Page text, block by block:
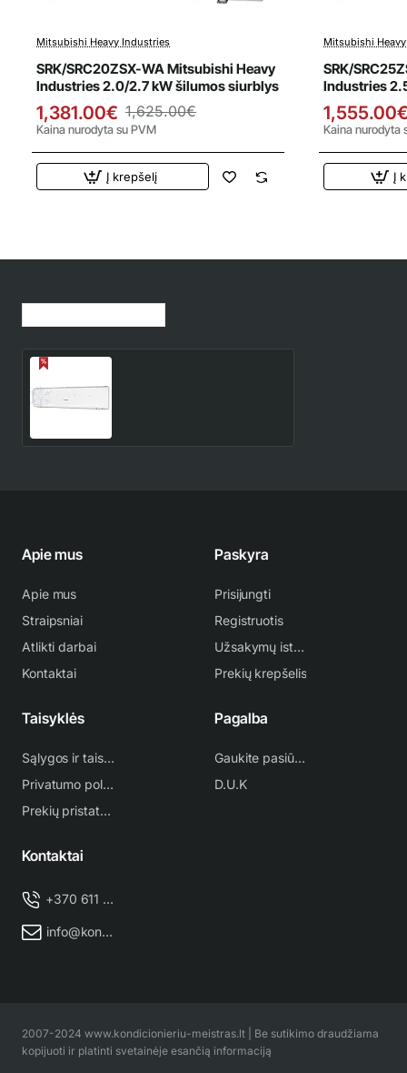
Išpardavimas
Mitsubishi Heavy Industries
SRK/SRC20ZSX-WA Mitsubishi Heavy
Industries 2.0/2.7 kW šilumos siurblys
1,381.00€ 1,625.00€
Kaina nurodyta su PVM
Į krepšelį
Mitsubishi
SRK/
Industries
Kaina nurodyta
Į
Apie mus
Apie mus
Straipsniai
Atlikti darbai
Kontaktai
Paskyra
Prisijungti
Registruotis
Užsakymų istorija
Prekių krepšelis
Taisyklės
Sąlygos ir taisyklės
Privatumo politika
Prekių pristatymas
Pagalba
Gaukite pasiūlymą
D.U.K
Kontaktai
+370 611 38 500
info@kondicionieriu-meistras.lt
2007-2024 www.kondicionieriu-meistras.lt | Be sutikimo draudžiama
kopijuoti ir platinti svetainėje esančią informaciją